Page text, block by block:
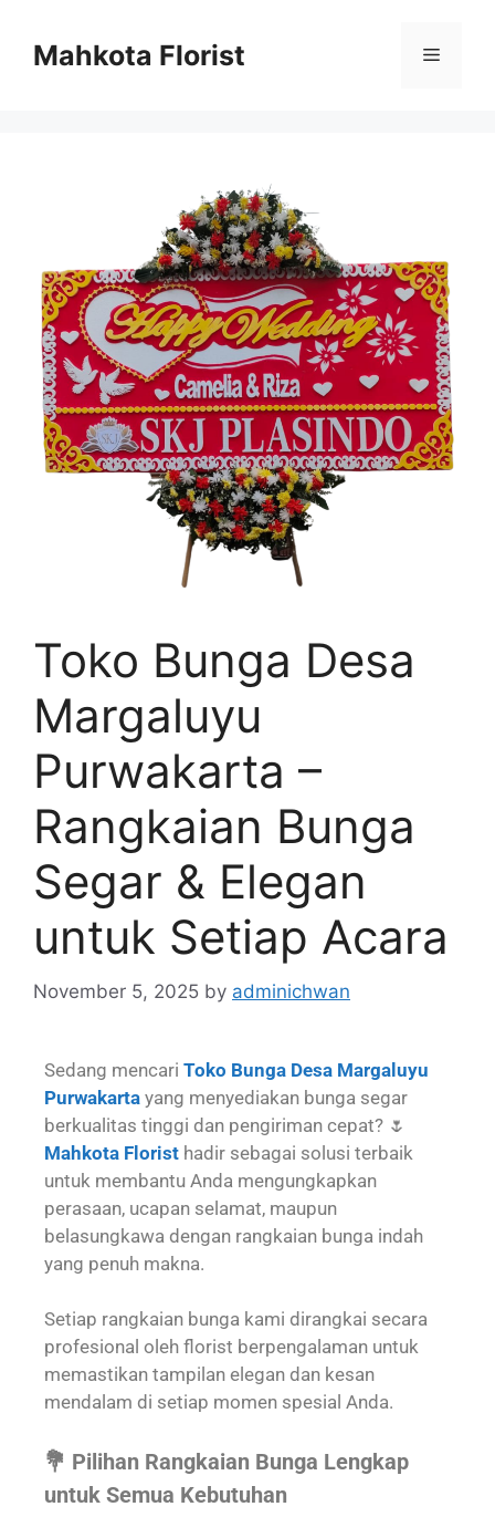
Mahkota Florist
Toko Bunga Desa
Margaluyu
Purwakarta –
Rangkaian Bunga
Segar & Elegan
untuk Setiap Acara
November 5, 2025 by adminichwan
Sedang mencari Toko Bunga Desa Margaluyu
Purwakarta yang menyediakan bunga segar
berkualitas tinggi dan pengiriman cepat? 🌷
Mahkota Florist hadir sebagai solusi terbaik
untuk membantu Anda mengungkapkan
perasaan, ucapan selamat, maupun
belasungkawa dengan rangkaian bunga indah
yang penuh makna.
Setiap rangkaian bunga kami dirangkai secara
profesional oleh florist berpengalaman untuk
memastikan tampilan elegan dan kesan
mendalam di setiap momen spesial Anda.
💐 Pilihan Rangkaian Bunga Lengkap
untuk Semua Kebutuhan